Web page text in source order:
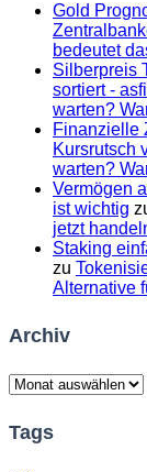
Gold
bedeutet
Silberpreis
sortiert -
warten?
Finanzielle
Kursrutsch
warten?
Vermögen
ist wichtig
jetzt
Staking
zu
Alternative
Archiv
Archiv
Tags